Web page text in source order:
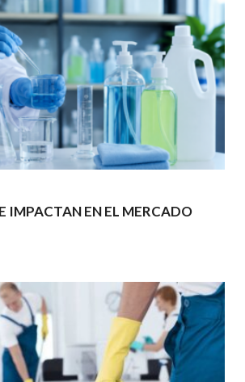
IMPACTAN EN EL MERCADO